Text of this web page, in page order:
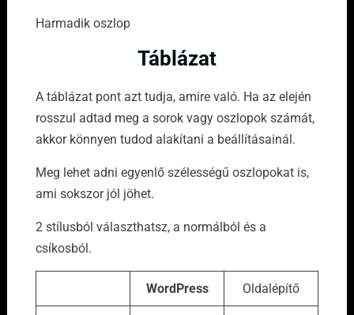
Harmadik oszlop
Táblázat
A táblázat pont azt tudja, amire való. Ha az elején
rosszul adtad meg a sorok vagy oszlopok számát,
akkor könnyen tudod alakítani a beállításainál.
Meg lehet adni egyenlő szélességű oszlopokat is,
ami sokszor jól jöhet.
2 stílusból választhatsz, a normálból és a
csíkosból.
WordPress Oldalépítő